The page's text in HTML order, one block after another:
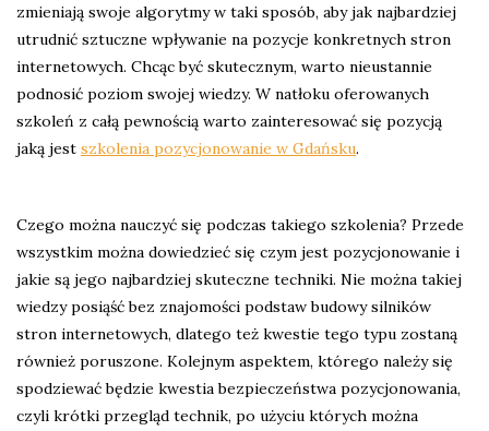
zmieniają swoje algorytmy w taki sposób, aby jak najbardziej
utrudnić sztuczne wpływanie na pozycje konkretnych stron
internetowych. Chcąc być skutecznym, warto nieustannie
podnosić poziom swojej wiedzy. W natłoku oferowanych
szkoleń z całą pewnością warto zainteresować się pozycją
jaką jest szkolenia pozycjonowanie w Gdańsku.
Czego można nauczyć się podczas takiego szkolenia? Przede
wszystkim można dowiedzieć się czym jest pozycjonowanie i
jakie są jego najbardziej skuteczne techniki. Nie można takiej
wiedzy posiąść bez znajomości podstaw budowy silników
stron internetowych, dlatego też kwestie tego typu zostaną
również poruszone. Kolejnym aspektem, którego należy się
spodziewać będzie kwestia bezpieczeństwa pozycjonowania,
czyli krótki przegląd technik, po użyciu których można